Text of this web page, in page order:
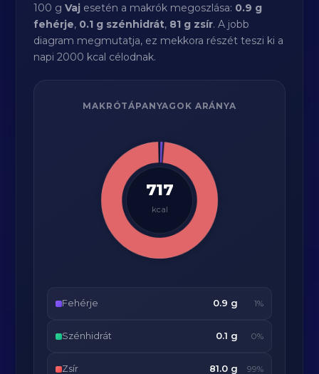
100 gVaj esetén a makrók megoszlása: 0.9 g
fehérje, 0.1 g szénhidrát, 81 g zsír. A jobb
diagram megmutatja, ez mekkora részét teszi ki a
napi 2000 kcal célodnak.
MAKRÓTÁPANYAGOK ARÁNYA
717
kcal
Fehérje 0.9 g 1%
Szénhidrát 0.1 g 0%
Zsír 81.0 g 99%